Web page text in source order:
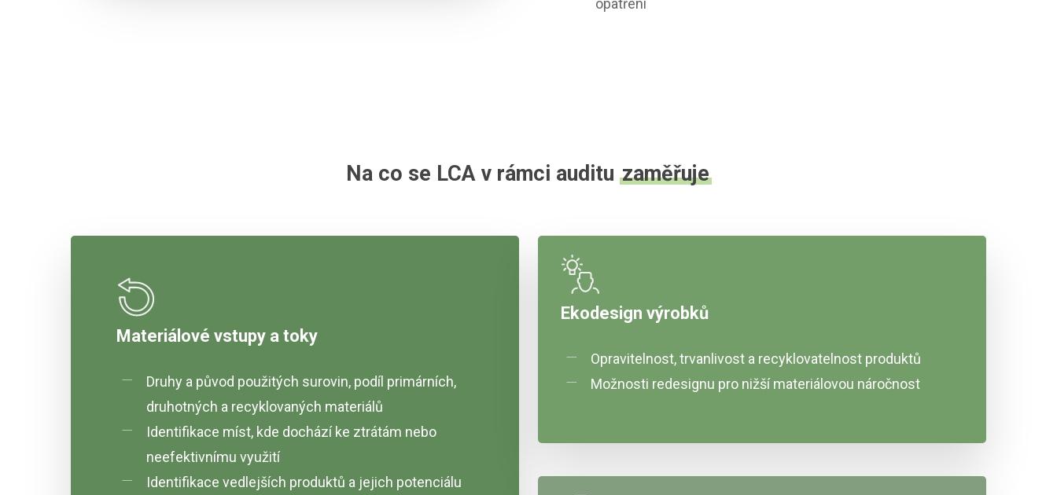
opatření
Na co se LCA v rámci auditu zaměřuje
Materiálové vstupy a toky
Druhy a původ použitých surovin, podíl primárních,
druhotných a recyklovaných materiálů
Identifikace míst, kde dochází ke ztrátám nebo
neefektivnímu využití
Identifikace vedlejších produktů a jejich potenciálu
Ekodesign výrobků
Opravitelnost, trvanlivost a recyklovatelnost produktů
Možnosti redesignu pro nižší materiálovou náročnost